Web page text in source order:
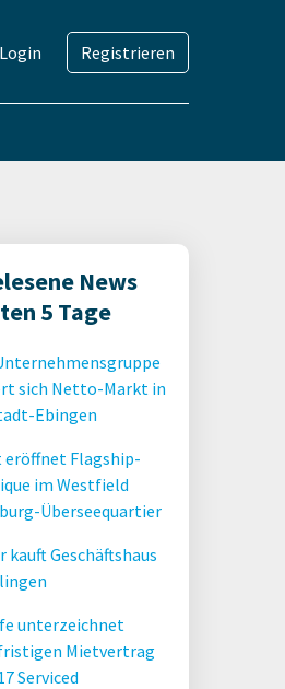
Login Registrieren
News
5 Tage
sich Netto-Markt in
Ebingen
eröffnet Flagship-
im Westfield
Überseequartier
kauft Geschäftshaus
unterzeichnet
Mietvertrag
Serviced